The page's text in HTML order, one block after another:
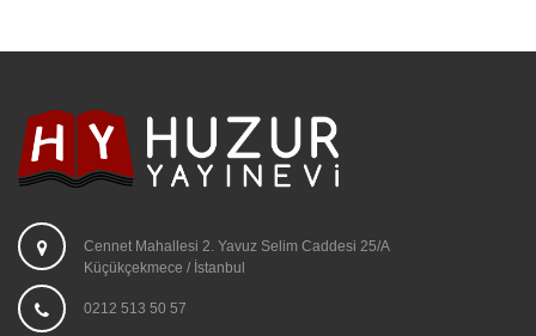
Cennet Mahallesi 2. Yavuz Selim Caddesi 25/A
Küçükçekmece / İstanbul
0212 513 50 57